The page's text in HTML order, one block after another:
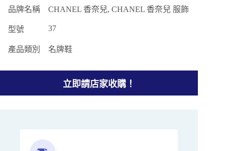
品牌名稱 CHANEL 香奈兒, CHANEL 香奈兒 服飾
型號 37
產品類別 名牌鞋
立即請店家收購！